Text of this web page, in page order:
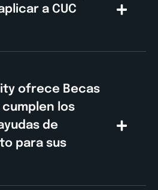
a CUC
ofrece Becas
cumplen los
de
para sus